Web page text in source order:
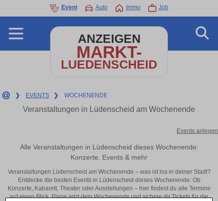
Event Auto Immo Job
ANZEIGEN
MARKT-
LUEDENSCHEID
❯ EVENTS ❯ WOCHENENDE
Veranstaltungen in Lüdenscheid am Wochenende
Events anlegen
Alle Veranstaltungen in Lüdenscheid dieses Wochenende:
Konzerte, Events & mehr
Veranstaltungen Lüdenscheid am Wochenende – was ist los in deiner Stadt?
Entdecke die besten Events in Lüdenscheid dieses Wochenende: Ob
Konzerte, Kabarett, Theater oder Ausstellungen – hier findest du alle Termine
auf einen Blick. Plane jetzt dein Wochenende und sichere dir Tickets für die